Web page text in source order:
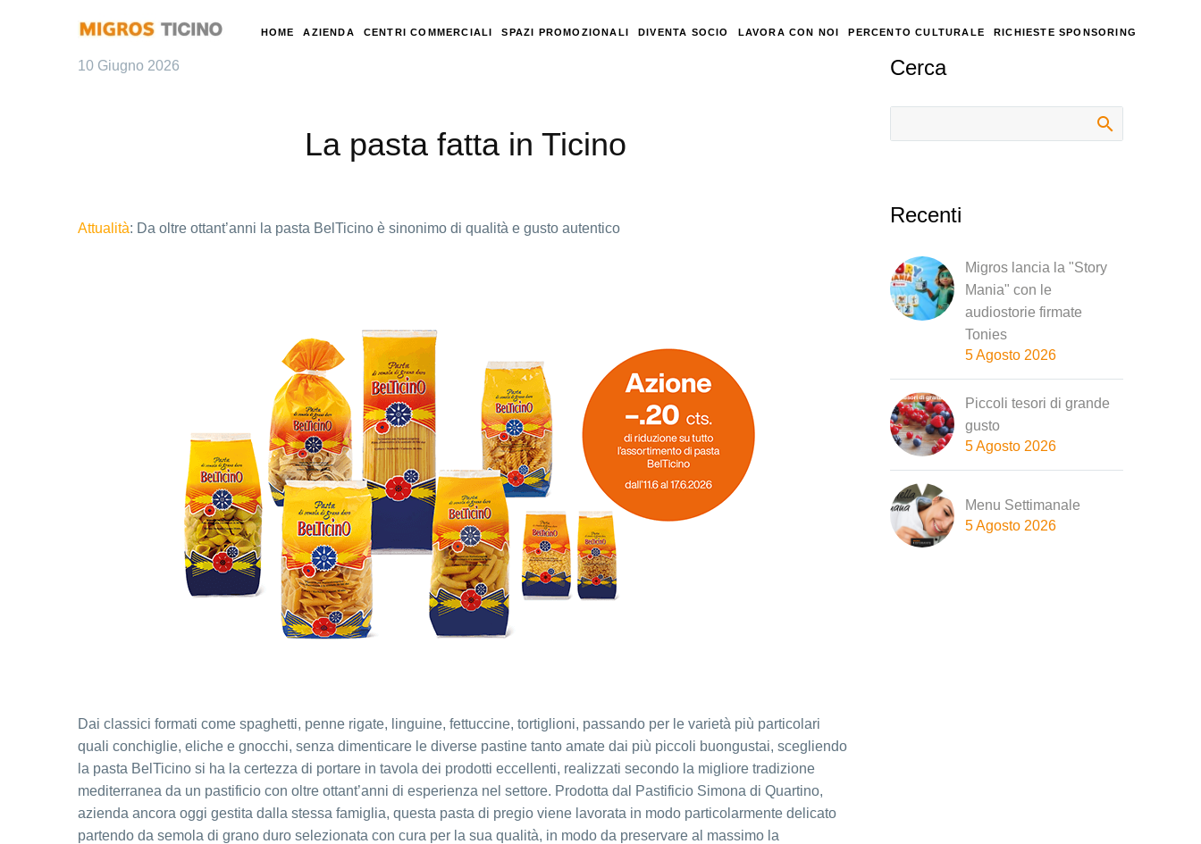
HOME AZIENDA CENTRI COMMERCIALI SPAZI PROMOZIONALI DIVENTA SOCIO LAVORA CON NOI PERCENTO CULTURALE RICHIESTE SPONSORING
10 Giugno 2026
La pasta fatta in Ticino
Attualità: Da oltre ottant’anni la pasta BelTicino è sinonimo di qualità e gusto autentico
Dai classici formati come spaghetti, penne rigate, linguine, fettuccine, tortiglioni, passando per le varietà più particolari
quali conchiglie, eliche e gnocchi, senza dimenticare le diverse pastine tanto amate dai più piccoli buongustai, scegliendo
la pasta BelTicino si ha la certezza di portare in tavola dei prodotti eccellenti, realizzati secondo la migliore tradizione
mediterranea da un pastificio con oltre ottant’anni di esperienza nel settore. Prodotta dal Pastificio Simona di Quartino,
azienda ancora oggi gestita dalla stessa famiglia, questa pasta di pregio viene lavorata in modo particolarmente delicato
partendo da semola di grano duro selezionata con cura per la sua qualità, in modo da preservare al massimo la
Cerca
Recenti
Migros lancia la "Story
Mania" con le
audiostorie firmate
Tonies
5 Agosto 2026
Piccoli tesori di grande
gusto
5 Agosto 2026
Menu Settimanale
5 Agosto 2026